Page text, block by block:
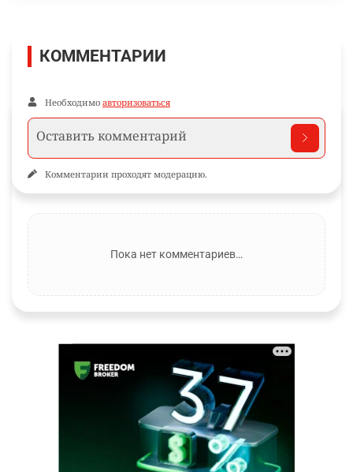
КОММЕНТАРИИ
Необходимо авторизоваться
Комментарии проходят модерацию.
Пока нет комментариев…